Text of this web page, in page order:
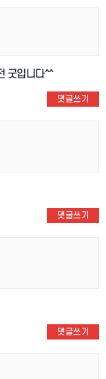
굿입니다^^
댓글쓰기
댓글쓰기
댓글쓰기